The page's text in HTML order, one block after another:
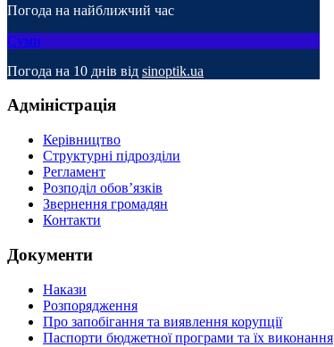
Погода на найближчий час
Суми
Погода на 10 днів від sinoptik.ua
Адміністрація
Керівництво
Структурні підрозділи
Регламент
Розподіл обов’язків
Звернення громадян
Контакти
Документи
Накази
Розпорядження
Про запобігання та виявлення корупції
Паспорти бюджетної програми та їх виконання